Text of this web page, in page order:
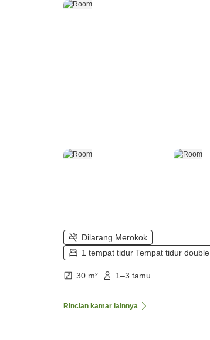
Dilarang Merokok
1 tempat tidur Tempat tidur double
30 m² 1–3 tamu
Rincian kamar lainnya